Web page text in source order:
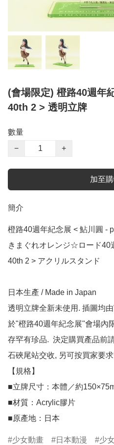
(會場限定) 橙路40週年
40th 2 > 透明立牌
數量
−
+
加至
簡介
橙路40週年紀念展 < 鮎川圓 -
きまぐれオレンジ☆ロード40
40th 2 > アクリルスタンド
日本生產 / Made in Japan
透明立牌全新未使用. 插圖均
於"橙路40週年紀念展"會場內
存罕有珍品.  決定購買產品前
石硤尾站交收, 另可按買家要
【規格】
■立牌尺寸：本體／約
■材質：Acrylic膠片
■原產地：日本
少女動畫 日本動漫 少